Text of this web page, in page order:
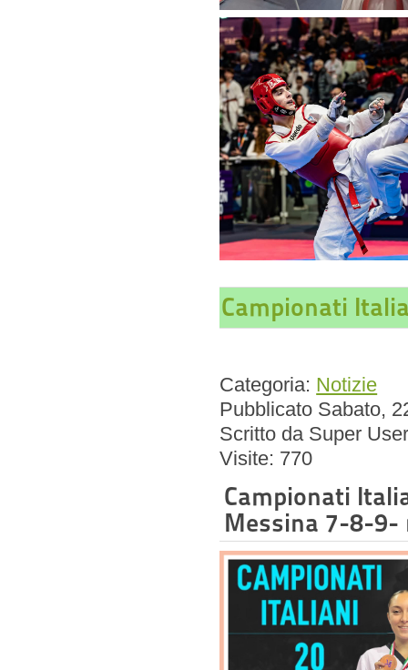
Campionati
Categoria: Notizie
Pubblicato Sabato,
Scritto da Super
Visite: 770
Campionati
Messina 7-8-9-